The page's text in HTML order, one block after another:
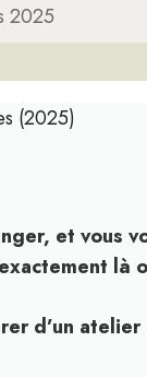
2025
(2025)
et vous
là
d’un